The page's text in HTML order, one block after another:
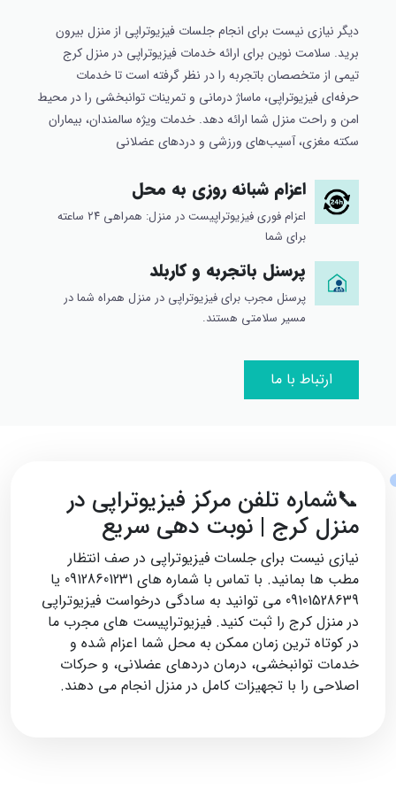
دیگر نیازی نیست برای انجام جلسات فیزیوتراپی از منزل بیرون
برید. سلامت نوین برای ارائه خدمات فیزیوتراپی در منزل کرج
تیمی از متخصصان باتجربه را در نظر گرفته است تا خدمات
حرفه‌ای فیزیوتراپی، ماساژ درمانی و تمرینات توانبخشی را در محیط
امن و راحت منزل شما ارائه دهد. خدمات ویژه سالمندان، بیماران
سکته مغزی، آسیب‌های ورزشی و دردهای عضلانی
اعزام شبانه روزی به محل
اعزام فوری فیزیوتراپیست در منزل: همراهی ۲۴ ساعته
برای شما
پرسنل باتجربه و کاربلد
پرسنل مجرب برای فیزیوتراپی در منزل همراه شما در
مسیر سلامتی هستند.
ارتباط با ما
📞شماره تلفن مرکز فیزیوتراپی در
منزل کرج | نوبت‌ دهی سریع
نیازی نیست برای جلسات فیزیوتراپی در صف انتظار
مطب‌ ها بمانید. با تماس با شماره‌ های 09128601231 یا
09101528639 می‌ توانید به‌ سادگی درخواست فیزیوتراپی
در منزل کرج را ثبت کنید. فیزیوتراپیست‌ های مجرب ما
در کوتاه‌ ترین زمان ممکن به محل شما اعزام شده و
خدمات توانبخشی، درمان دردهای عضلانی، و حرکات
اصلاحی را با تجهیزات کامل در منزل انجام می‌ دهند.